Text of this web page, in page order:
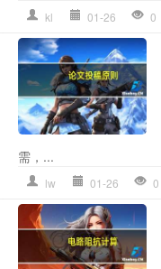
kl 01-26 0
需，...
lw 01-26 0